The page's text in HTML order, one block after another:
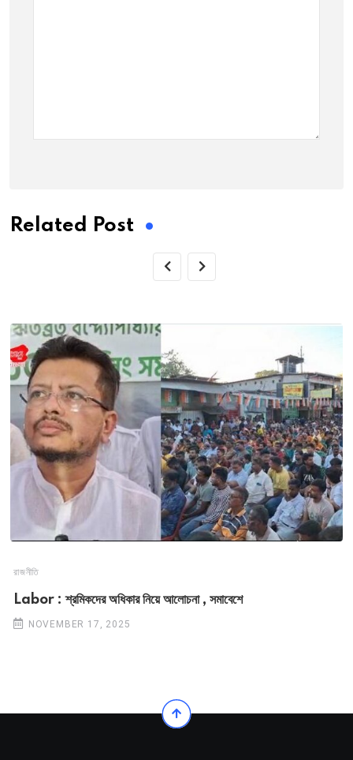
Related Post
রাজনীতি
Labor : শ্রমিকদের অধিকার নিয়ে আলোচনা , সমাবেশে
NOVEMBER 17, 2025